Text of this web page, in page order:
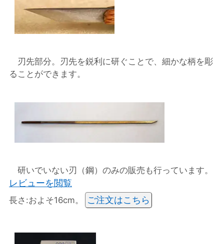
刃先部分。刃先を鋭利に研ぐことで、細かな柄を彫
ることができます。
研いでいない刃（鋼）のみの販売も行っています。
レビューを閲覧
長さ:およそ16cm。 ご注文はこちら